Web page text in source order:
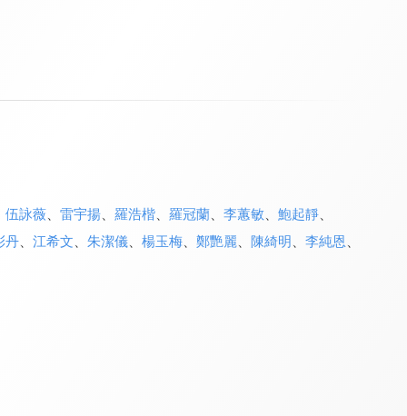
伍詠薇、 雷宇揚、 羅浩楷、 羅冠蘭、 李蕙敏、 鮑起靜、
丹、 江希文 朱潔儀、 楊玉梅、 鄭艷麗 陳綺明 李純恩